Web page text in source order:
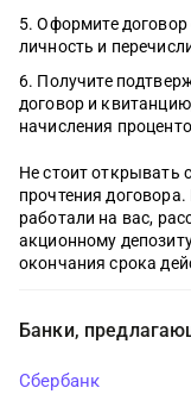
Оформите договор
личность и
Получите
договор и
начисления
Не стоит открывать
прочтения
работали на вас,
акционному
окончания срока
Банки,
Сбербанк